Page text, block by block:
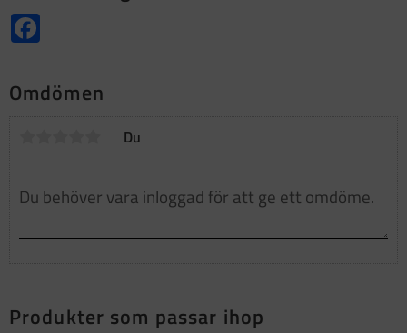
Omdömen
Du
Produkter som passar ihop